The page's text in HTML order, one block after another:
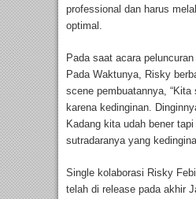
professional dan harus
optimal.
Pada saat acara
Pada Waktunya, Risky
scene pembuatannya, “Kita
karena kedinginan.
Kadang kita udah bener
sutradaranya yang
Single kolaborasi Risky
telah di release pada akhir